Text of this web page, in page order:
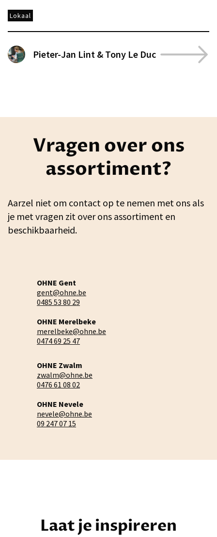
Lokaal
Pieter-Jan Lint & Tony Le Duc
Vragen over ons
assortiment?
Aarzel niet om contact op te nemen met ons als
je met vragen zit over ons assortiment en
beschikbaarheid.
OHNE Gent
gent@ohne.be
0485 53 80 29
OHNE Merelbeke
merelbeke@ohne.be
0474 69 25 47
OHNE Zwalm
zwalm@ohne.be
0476 61 08 02
OHNE Nevele
nevele@ohne.be
09 247 07 15
Laat je inspireren